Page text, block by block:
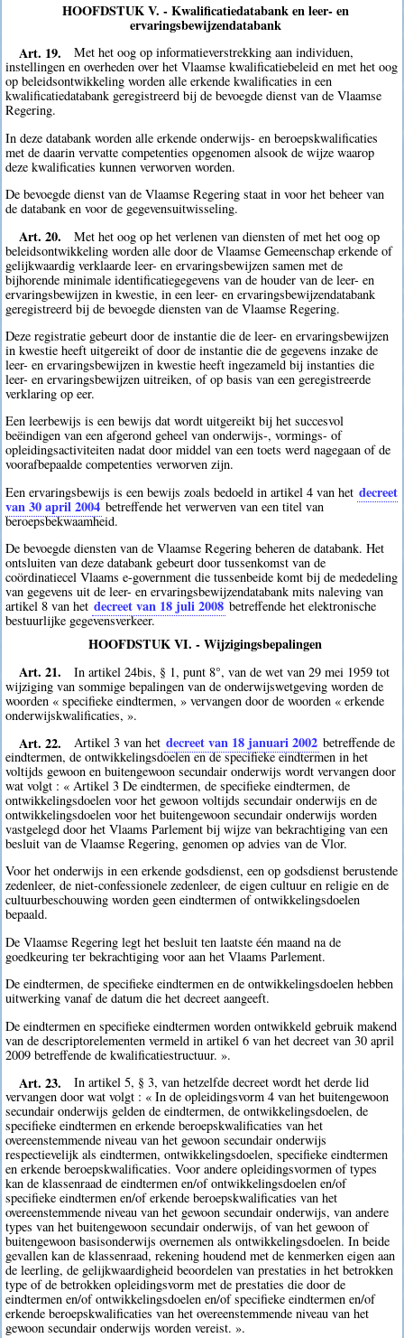
HOOFDSTUK V. - Kwalificatiedatabank en leer- en
ervaringsbewijzendatabank
Art. 19.
Met het oog op informatieverstrekking aan individuen,
instellingen en overheden over het Vlaamse kwalificatiebeleid en met het oog
op beleidsontwikkeling worden alle erkende kwalificaties in een
kwalificatiedatabank geregistreerd bij de bevoegde dienst van de Vlaamse
Regering.
In deze databank worden alle erkende onderwijs- en beroepskwalificaties
met de daarin vervatte competenties opgenomen alsook de wijze waarop
deze kwalificaties kunnen verworven worden.
De bevoegde dienst van de Vlaamse Regering staat in voor het beheer van
de databank en voor de gegevensuitwisseling.
Art. 20.
Met het oog op het verlenen van diensten of met het oog op
beleidsontwikkeling worden alle door de Vlaamse Gemeenschap erkende of
gelijkwaardig verklaarde leer- en ervaringsbewijzen samen met de
bijhorende minimale identificatiegegevens van de houder van de leer- en
ervaringsbewijzen in kwestie, in een leer- en ervaringsbewijzendatabank
geregistreerd bij de bevoegde diensten van de Vlaamse Regering.
Deze registratie gebeurt door de instantie die de leer- en ervaringsbewijzen
in kwestie heeft uitgereikt of door de instantie die de gegevens inzake de
leer- en ervaringsbewijzen in kwestie heeft ingezameld bij instanties die
leer- en ervaringsbewijzen uitreiken, of op basis van een geregistreerde
verklaring op eer.
Een leerbewijs is een bewijs dat wordt uitgereikt bij het succesvol
beëindigen van een afgerond geheel van onderwijs-, vormings- of
opleidingsactiviteiten nadat door middel van een toets werd nagegaan of de
voorafbepaalde competenties verworven zijn.
Een ervaringsbewijs is een bewijs zoals bedoeld in artikel 4 van het decreet
van 30 april 2004 betreffende het verwerven van een titel van
beroepsbekwaamheid.
De bevoegde diensten van de Vlaamse Regering beheren de databank. Het
ontsluiten van deze databank gebeurt door tussenkomst van de
coördinatiecel Vlaams e-government die tussenbeide komt bij de mededeling
van gegevens uit de leer- en ervaringsbewijzendatabank mits naleving van
artikel 8 van het decreet van 18 juli 2008 betreffende het elektronische
bestuurlijke gegevensverkeer.
HOOFDSTUK VI. - Wijzigingsbepalingen
Art. 21.
In artikel 24bis, § 1, punt 8°, van de wet van 29 mei 1959 tot
wijziging van sommige bepalingen van de onderwijswetgeving worden de
woorden « specifieke eindtermen, » vervangen door de woorden « erkende
onderwijskwalificaties, ».
Art. 22. Artikel 3 van het decreet van 18 januari 2002 betreffende de
eindtermen, de ontwikkelingsdoelen en de specifieke eindtermen in het
voltijds gewoon en buitengewoon secundair onderwijs wordt vervangen door
wat volgt : « Artikel 3 De eindtermen, de specifieke eindtermen, de
ontwikkelingsdoelen voor het gewoon voltijds secundair onderwijs en de
ontwikkelingsdoelen voor het buitengewoon secundair onderwijs worden
vastgelegd door het Vlaams Parlement bij wijze van bekrachtiging van een
besluit van de Vlaamse Regering, genomen op advies van de Vlor.
Voor het onderwijs in een erkende godsdienst, een op godsdienst berustende
zedenleer, de niet-confessionele zedenleer, de eigen cultuur en religie en de
cultuurbeschouwing worden geen eindtermen of ontwikkelingsdoelen
bepaald.
De Vlaamse Regering legt het besluit ten laatste één maand na de
goedkeuring ter bekrachtiging voor aan het Vlaams Parlement.
De eindtermen, de specifieke eindtermen en de ontwikkelingsdoelen hebben
uitwerking vanaf de datum die het decreet aangeeft.
De eindtermen en specifieke eindtermen worden ontwikkeld gebruik makend
van de descriptorelementen vermeld in artikel 6 van het decreet van 30 april
2009 betreffende de kwalificatiestructuur. ».
Art. 23.
In artikel 5, § 3, van hetzelfde decreet wordt het derde lid
vervangen door wat volgt : « In de opleidingsvorm 4 van het buitengewoon
secundair onderwijs gelden de eindtermen, de ontwikkelingsdoelen, de
specifieke eindtermen en erkende beroepskwalificaties van het
overeenstemmende niveau van het gewoon secundair onderwijs
respectievelijk als eindtermen, ontwikkelingsdoelen, specifieke eindtermen
en erkende beroepskwalificaties. Voor andere opleidingsvormen of types
kan de klassenraad de eindtermen en/of ontwikkelingsdoelen en/of
specifieke eindtermen en/of erkende beroepskwalificaties van het
overeenstemmende niveau van het gewoon secundair onderwijs, van andere
types van het buitengewoon secundair onderwijs, of van het gewoon of
buitengewoon basisonderwijs overnemen als ontwikkelingsdoelen. In beide
gevallen kan de klassenraad, rekening houdend met de kenmerken eigen aan
de leerling, de gelijkwaardigheid beoordelen van prestaties in het betrokken
type of de betrokken opleidingsvorm met de prestaties die door de
eindtermen en/of ontwikkelingsdoelen en/of specifieke eindtermen en/of
erkende beroepskwalificaties van het overeenstemmende niveau van het
gewoon secundair onderwijs worden vereist. ».